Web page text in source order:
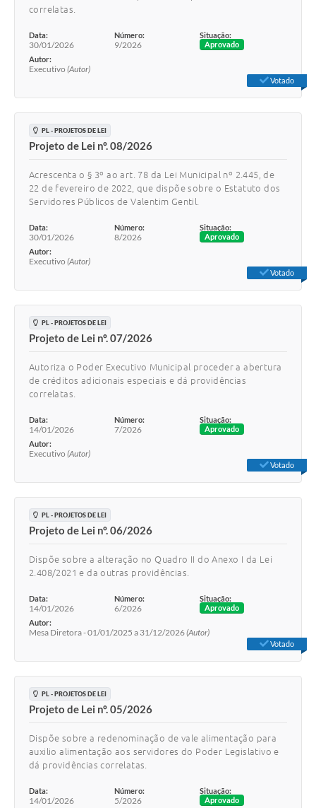
correlatas.
Data:
30/01/2026
Número:
9/2026
Situação:
Aprovado
Autor:
Executivo (Autor)
Votado
PL - PROJETOS DE LEI
Projeto de Lei nº. 08/2026
Acrescenta o § 3º ao art. 78 da Lei Municipal nº 2.445, de
22 de fevereiro de 2022, que dispõe sobre o Estatuto dos
Servidores Públicos de Valentim Gentil.
Data:
30/01/2026
Número:
8/2026
Situação:
Aprovado
Autor:
Executivo (Autor)
Votado
PL - PROJETOS DE LEI
Projeto de Lei nº. 07/2026
Autoriza o Poder Executivo Municipal proceder a abertura
de créditos adicionais especiais e dá providências
correlatas.
Data:
14/01/2026
Número:
7/2026
Situação:
Aprovado
Autor:
Executivo (Autor)
Votado
PL - PROJETOS DE LEI
Projeto de Lei nº. 06/2026
Dispõe sobre a alteração no Quadro II do Anexo I da Lei
2.408/2021 e da outras providências.
Data:
14/01/2026
Número:
6/2026
Situação:
Aprovado
Autor:
Mesa Diretora - 01/01/2025 a 31/12/2026(Autor)
Votado
PL - PROJETOS DE LEI
Projeto de Lei nº. 05/2026
Dispõe sobre a redenominação de vale alimentação para
auxilio alimentação aos servidores do Poder Legislativo e
dá providências correlatas.
Data:
14/01/2026
Número:
5/2026
Situação:
Aprovado